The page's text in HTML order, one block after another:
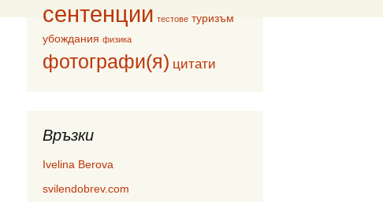
сентенции тестове туризъм
убождания физика
фотографи(я) цитати
Връзки
Ivelina Berova
svilendobrev.com